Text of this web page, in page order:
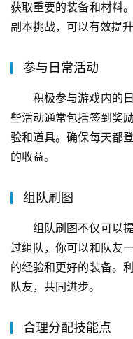
获取重要的装备和材料
副本挑战，可以有效提升
参与日常活动
积极参与游戏内的
些活动通常包括签到奖
验和道具。确保每天都
的收益。
组队刷图
组队刷图不仅可以
过组队，你可以和队友
的经验和更好的装备。
队友，共同进步。
合理分配技能点